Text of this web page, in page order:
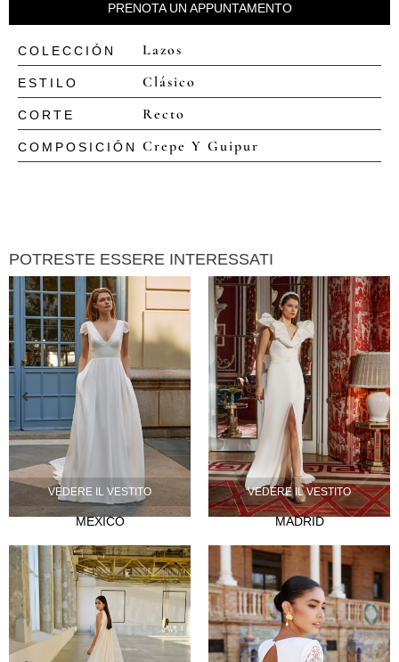
PRENOTA UN APPUNTAMENTO
COLECCIÓN Lazos
ESTILO Clásico
CORTE Recto
COMPOSICIÓN Crepe Y Guipur
POTRESTE ESSERE INTERESSATI
VEDERE IL VESTITO
MEXICO
VEDERE IL VESTITO
MADRID